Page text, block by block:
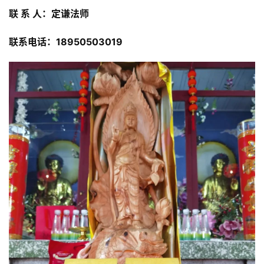
联 系 人：定谦法师
联系电话：18950503019